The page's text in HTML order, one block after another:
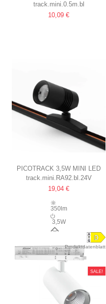
24V, MAGNETISCH,
SCHWARZ, FÜR
track.mini.0.5m.bl
10,09 €
PICOTRACK 3,5W MINI LED
SCHIENENSTRAHLER
SCHWARZ, PASSEND FÜR
PICOTRACK SCHIENEN, RA92,
24V
track.mini.RA92.bl.24V
19,04 €
350lm
3,5W
Produktdatenblatt
SALE!